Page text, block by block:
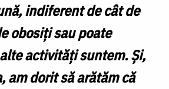
indiferent de cât de
obosiți sau poate
activități suntem. Și,
am dorit să arătăm că